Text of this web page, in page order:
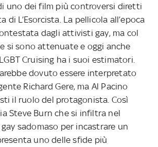
uno dei film più controversi diretti
di L’Esorcista. La pellicola all’epoca
dagli attivisti gay, ma col
si sono attenuate e oggi anche
Cruising ha i suoi estimatori.
dovuto essere interpretato
Richard Gere, ma Al Pacino
il ruolo del protagonista. Così
Steve Burn che si infiltra nel
sadomaso per incastrare un
uno delle sfide più